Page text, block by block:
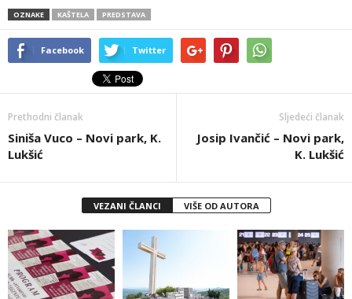
OZNAKE KAŠTELA PREDSTAVA
Facebook Twitter
Prethodni članak
Siniša Vuco – Novi park, K.
Lukšić
Sljedeći članak
Josip Ivančić – Novi park,
K. Lukšić
VEZANI ČLANCI VIŠE OD AUTORA